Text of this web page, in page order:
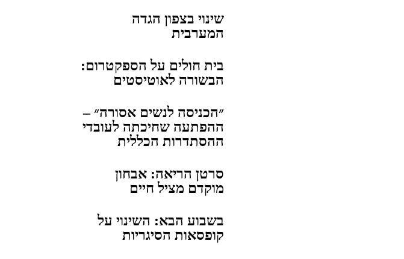
שינוי בצפון הגדה
המערבית
בית חולים על הספקטרום:
הבשורה לאוטיסטים
״הכניסה לנשים אסורה״ –
ההפתעה שחיכתה לעובדי
ההסתדרות הכללית
סרטן הריאה: אבחון
מוקדם מציל חיים
בשבוע הבא: השינוי על
קופסאות הסיגריות